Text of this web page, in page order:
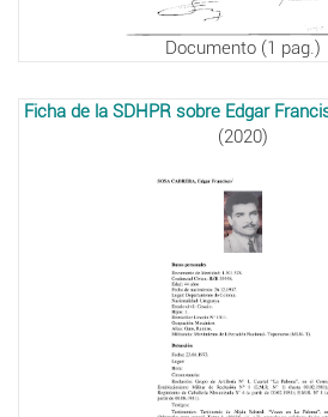
Documento (1 pag.)
Ficha de la SDHPR sobre Edgar
(2020)